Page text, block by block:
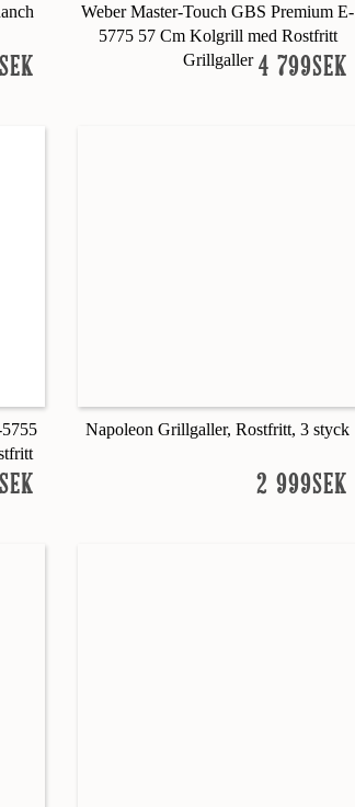
Weber Master-Touch GBS Premium E-
5775 57 Cm Kolgrill med Rostfritt
Grillgaller 4 799SEK
Napoleon Grillgaller, Rostfritt, 3 styck
2 999SEK